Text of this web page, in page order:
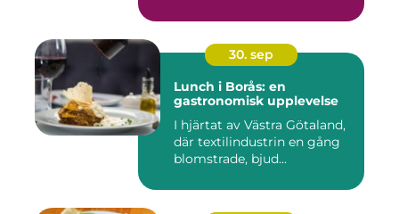
30. sep
Lunch i Borås: en
gastronomisk upplevelse
I hjärtat av Västra Götaland,
där textilindustrin en gång
blomstrade, bjud...